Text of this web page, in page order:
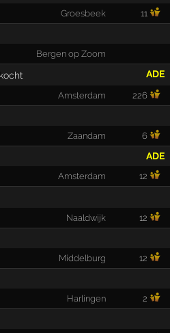
Groesbeek 11
Bergen op Zoom
ADE
Amsterdam 226
Zaandam 6
ADE
Amsterdam 12
Naaldwijk 12
Middelburg 12
Harlingen 2